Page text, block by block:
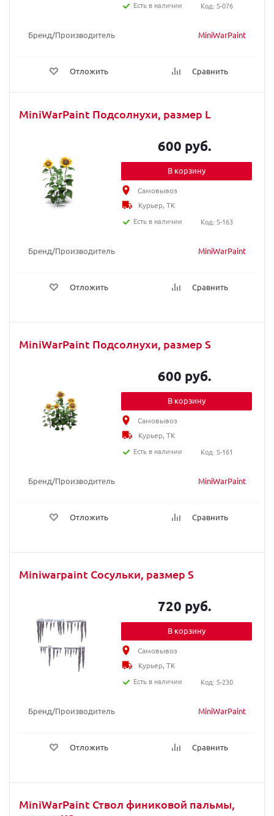
Бренд/Производитель MiniWarPaint
Отложить Сравнить
Есть в наличии
Код: S-076
MiniWarPaint Подсолнухи, размер L
Бренд/Производитель MiniWarPaint
Отложить Сравнить
600 руб.
В корзину
Самовывоз
Курьер, ТК
Есть в наличии
Код: S-163
MiniWarPaint Подсолнухи, размер S
Бренд/Производитель MiniWarPaint
Отложить Сравнить
600 руб.
В корзину
Самовывоз
Курьер, ТК
Есть в наличии
Код: S-161
Miniwarpaint Сосульки, размер S
Бренд/Производитель MiniWarPaint
Отложить Сравнить
720 руб.
В корзину
Самовывоз
Курьер, ТК
Есть в наличии
Код: S-230
MiniWarPaint Ствол финиковой пальмы,